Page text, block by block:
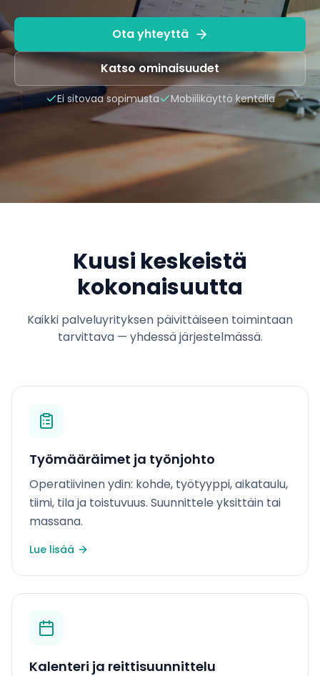
Ota yhteyttä
Katso ominaisuudet
Ei sitovaa sopimusta Mobiilikäyttö kentällä
Kuusi keskeistä
kokonaisuutta
Kaikki palveluyrityksen päivittäiseen toimintaan
tarvittava — yhdessä järjestelmässä.
Työmääräimet ja työnjohto
Operatiivinen ydin: kohde, työtyyppi, aikataulu,
tiimi, tila ja toistuvuus. Suunnittele yksittäin tai
massana.
Lue lisää
Kalenteri ja reittisuunnittelu